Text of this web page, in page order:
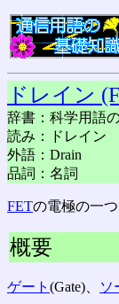
ドレイン
辞書：科学用語
読み：ドレイン
外語：Drain
品詞：名詞
FETの電極の一つ
概要
ゲート (Gate)、 ソ